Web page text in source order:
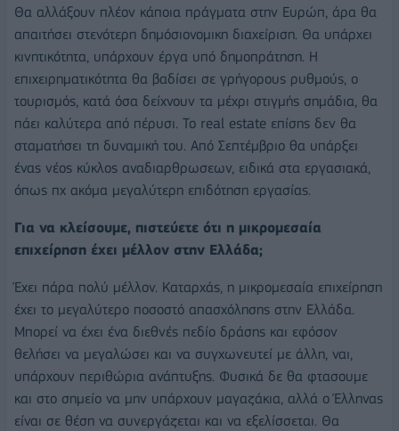
Θα αλλάξουν πλέον κάποια πράγματα στην Ευρώπ, άρα θα
απαιτήσει στενότερη δημόσιονομικη διαχείριση. Θα υπάρχει
κινητικότητα, υπάρχουν έργα υπό δημοπράτηση. Η
επιχειρηματικότητα θα βαδίσει σε γρήγορους ρυθμούς, ο
τουρισμός, κατά όσα δείχνουν τα μέχρι στιγμής σημάδια, θα
πάει καλύτερα από πέρυσι. Το real estate επίσης δεν θα
σταματήσει τη δυναμική του. Από Σεπτέμβριο θα υπάρξει
ένας νέος κύκλος αναδιαρθρωσεων, ειδικά στα εργασιακά,
όπως πχ ακόμα μεγαλύτερη επιδότηση εργασίας.
Για να κλείσουμε, πιστεύετε ότι η μικρομεσαία
επιχείρηση έχει μέλλον στην Ελλάδα;
Έχει πάρα πολύ μέλλον. Καταρχάς, η μικρομεσαία επιχείρηση
έχει το μεγαλύτερο ποσοστό απασχόλησης στην Ελλάδα.
Μπορεί να έχει ένα διεθνές πεδίο δράσης και εφόσον
θελήσει να μεγαλώσει και να συγχωνευτεί με άλλη, ναι,
υπάρχουν περιθώρια ανάπτυξης. Φυσικά δε θα φτασουμε
και στο σημείο να μην υπάρχουν μαγαζάκια, αλλά ο Έλληνας
είναι σε θέση να συνεργάζεται και να εξελίσσεται. Θα